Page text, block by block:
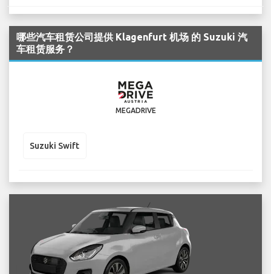
哪些汽车租赁公司提供 Klagenfurt 机场 的 Suzuki 汽
车租赁服务？
MEGADRIVE
Suzuki Swift